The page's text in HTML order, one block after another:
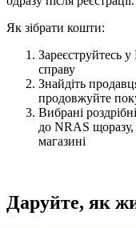
Як зібрати кошти:
Зареєструйтесь
справу
Знайдіть
продовжуйте
Вибрані
до NRAS
магазині
Даруйте, як